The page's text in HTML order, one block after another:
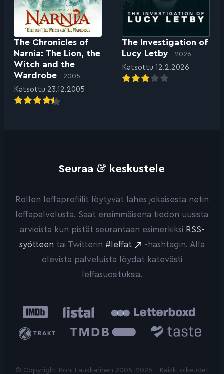
The Chronicles of
Narnia: The Lion, the
Witch and the
Wardrobe
2005
Katsottu 23.12.2005
The Investigation of
Lucy Letby
2026
Katsottu 12.2.2026
Seuraa & keskustele
Rollen leffaprofiilit löytyvät lähes jokaisesta netin
leffapalvelusta. Saat ensimmäisenä tiedon uusista
arvioista kun pistät seurantaan esimerkiksi RSS-
syötteen tai Twitterin #leffat
-hashtagin. Alla
olevista palveluista löydät kätevästi
leffasuosituksia.
IMDb Listal
Trakt
Database
© Copyright Roni Laukkarinen 2005-2026 - Kaikki oikeudet